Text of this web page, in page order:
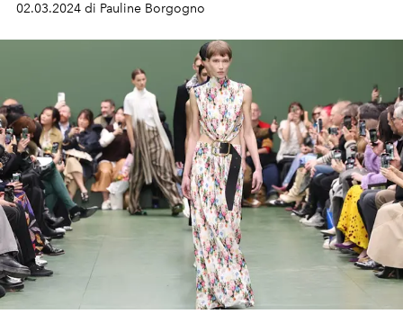
02.03.2024 di Pauline Borgogno